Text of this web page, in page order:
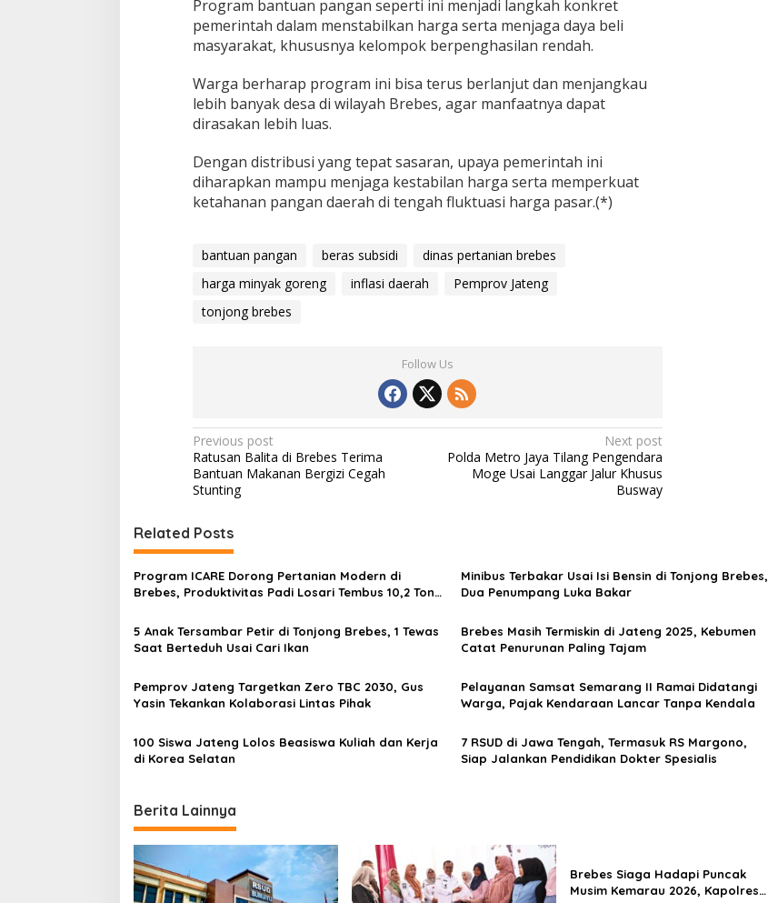
Program bantuan pangan seperti ini menjadi langkah konkret
pemerintah dalam menstabilkan harga serta menjaga daya beli
masyarakat, khususnya kelompok berpenghasilan rendah.
Warga berharap program ini bisa terus berlanjut dan menjangkau
lebih banyak desa di wilayah Brebes, agar manfaatnya dapat
dirasakan lebih luas.
Dengan distribusi yang tepat sasaran, upaya pemerintah ini
diharapkan mampu menjaga kestabilan harga serta memperkuat
ketahanan pangan daerah di tengah fluktuasi harga pasar.(*)
bantuan pangan beras subsidi
dinas pertanian brebes
harga minyak goreng
inflasi daerah
Pemprov Jateng
tonjong brebes
Follow Us
P
o
s
t
n
a
v
i
g
t
o
Previous post
Ratusan Balita di Brebes Terima
Bantuan Makanan Bergizi Cegah
Stunting
Next post
Polda Metro Jaya Tilang Pengendara
Moge Usai Langgar Jalur Khusus
Busway
Related Posts
Program ICARE Dorong Pertanian Modern di
Brebes, Produktivitas Padi Losari Tembus 10,2 Ton
Minibus Terbakar Usai Isi Bensin di Tonjong Brebes,
Dua Penumpang Luka Bakar
5 Anak Tersambar Petir di Tonjong Brebes, 1 Tewas
Saat Berteduh Usai Cari Ikan
Brebes Masih Termiskin di Jateng 2025, Kebumen
Catat Penurunan Paling Tajam
Pemprov Jateng Targetkan Zero TBC 2030, Gus
Yasin Tekankan Kolaborasi Lintas Pihak
Pelayanan Samsat Semarang II Ramai Didatangi
Warga, Pajak Kendaraan Lancar Tanpa Kendala
100 Siswa Jateng Lolos Beasiswa Kuliah dan Kerja
di Korea Selatan
7 RSUD di Jawa Tengah, Termasuk RS Margono,
Siap Jalankan Pendidikan Dokter Spesialis
Berita Lainnya
Brebes Siaga Hadapi Puncak
Musim Kemarau 2026, Kapolres